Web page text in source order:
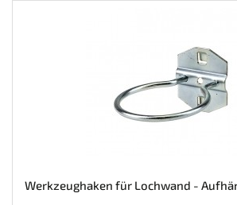
Werkzeughaken für Lochwand -